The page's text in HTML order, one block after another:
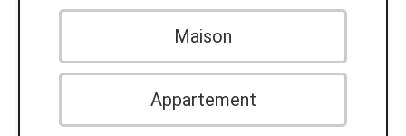
Maison
Appartement